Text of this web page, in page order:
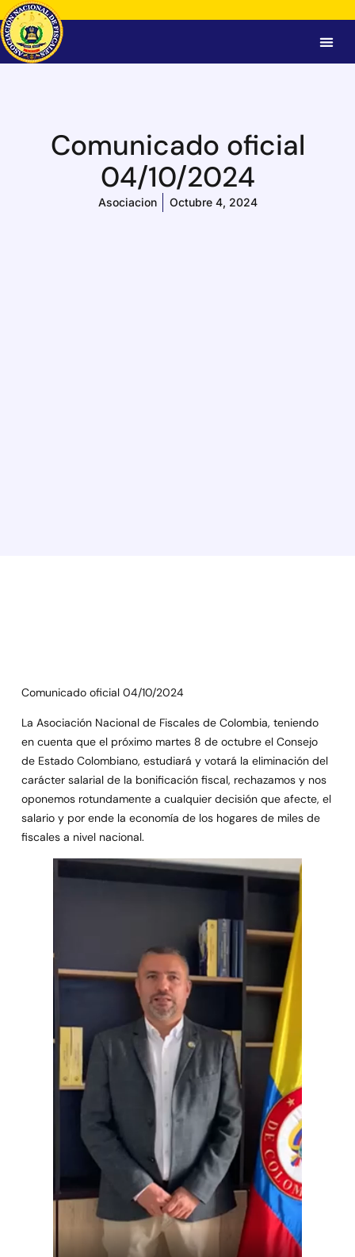
Comunicado oficial
04/10/2024
Asociacion Octubre 4, 2024
Comunicado oficial 04/10/2024
La Asociación Nacional de Fiscales de Colombia, teniendo
en cuenta que el próximo martes 8 de octubre el Consejo
de Estado Colombiano, estudiará y votará la eliminación del
carácter salarial de la bonificación fiscal, rechazamos y nos
oponemos rotundamente a cualquier decisión que afecte, el
salario y por ende la economía de los hogares de miles de
fiscales a nivel nacional.